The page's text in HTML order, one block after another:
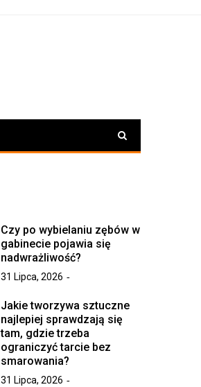
Czy po wybielaniu zębów w
gabinecie pojawia się
nadwrażliwość?
31 Lipca, 2026
Jakie tworzywa sztuczne
najlepiej sprawdzają się
tam, gdzie trzeba
ograniczyć tarcie bez
smarowania?
31 Lipca, 2026